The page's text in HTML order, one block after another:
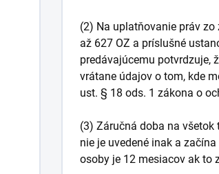
(2) Na uplatňovanie práv
až 627 OZ a príslušné
predávajúcemu potvrdzuje,
vrátane údajov o tom, kde
ust. § 18 ods. 1 zákona o
(3) Záručná doba na
nie je uvedené inak a
osoby je 12 mesiacov ak to